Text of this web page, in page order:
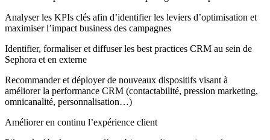
Analyser les KPIs clés afin d’identifier les leviers d’optimisation et
maximiser l’impact business des campagnes
Identifier, formaliser et diffuser les best practices CRM au sein de
Sephora et en externe
Recommander et déployer de nouveaux dispositifs visant à
améliorer la performance CRM (contactabilité, pression marketing,
omnicanalité, personnalisation…)
Améliorer en continu l’expérience client